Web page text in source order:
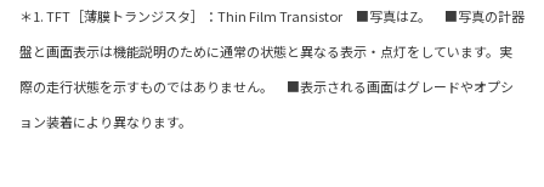
＊1. TFT［薄膜トランジスタ］：Thin Film Transistor ■写真はZ。 ■写真の計器
盤と画面表示は機能説明のために通常の状態と異なる表示・点灯をしています。実
際の走行状態を示すものではありません。 ■表示される画面はグレードやオプシ
ョン装着により異なります。